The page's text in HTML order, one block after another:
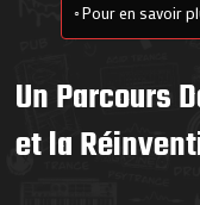
Pour en savoir
Un Parcours
et la